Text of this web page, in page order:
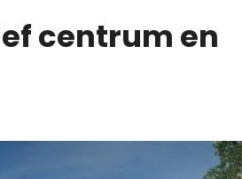
centrum en